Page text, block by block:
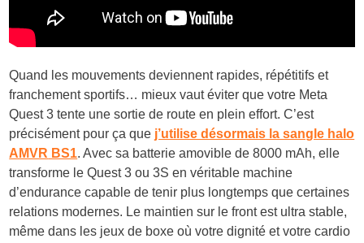
Quand les mouvements deviennent rapides, répétitifs et
franchement sportifs… mieux vaut éviter que votre Meta
Quest 3 tente une sortie de route en plein effort. C’est
précisément pour ça que j’utilise désormais la sangle halo
AMVR BS1. Avec sa batterie amovible de 8000 mAh, elle
transforme le Quest 3 ou 3S en véritable machine
d’endurance capable de tenir plus longtemps que certaines
relations modernes. Le maintien sur le front est ultra stable,
même dans les jeux de boxe où votre dignité et votre cardio